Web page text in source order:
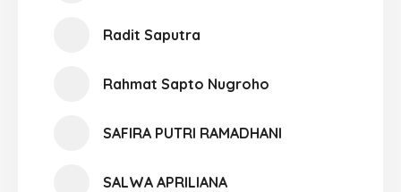
Radit Saputra
Rahmat Sapto Nugroho
SAFIRA PUTRI RAMADHANI
SALWA APRILIANA